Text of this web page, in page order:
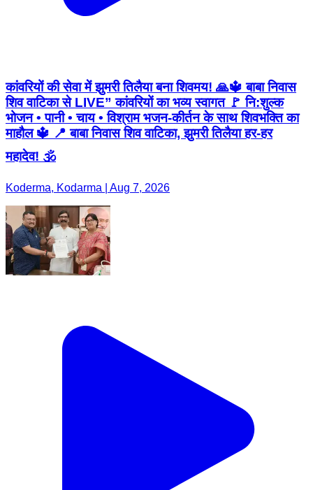
कांवरियों की सेवा में झुमरी तिलैया बना शिवमय! 🙏🔱 बाबा निवास
शिव वाटिका से LIVE” कांवरियों का भव्य स्वागत 🚩 नि:शुल्क
भोजन • पानी • चाय • विश्राम भजन-कीर्तन के साथ शिवभक्ति का
माहौल 🔱 📍 बाबा निवास शिव वाटिका, झुमरी तिलैया हर-हर
महादेव! 🕉️
Koderma, Kodarma | Aug 7, 2026